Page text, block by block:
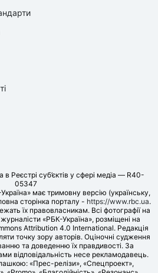
в Реєстрі суб’єктів у сфері медіа — R40-
05347
має тримовну версію (українську,
сторінка порталу - https://www.rbc.ua.
їх правовласникам. Всі фотографії на
«РБК-Україна», розміщені на
Attribution 4.0 International. Редакція
точку зору авторів. Оціночні судження
та доведенню їх правдивості. За
відповідальність несе рекламодавець.
«Прес-релізи», «Спецпроект»,